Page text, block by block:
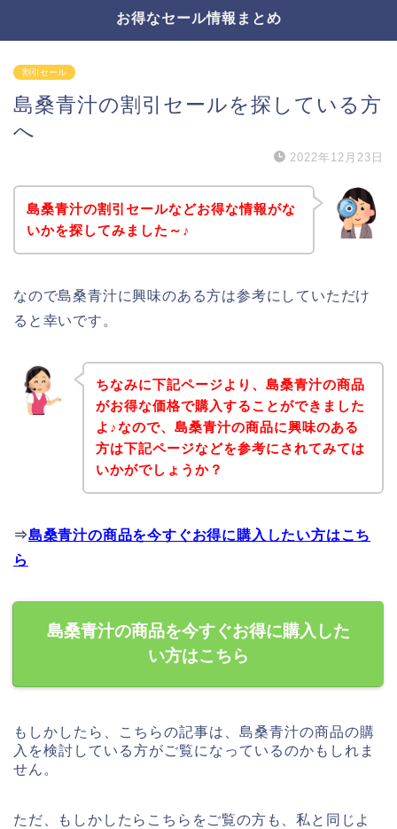
お得なセール情報まとめ
割引セール
島桑青汁の割引セールを探している方
へ
2022年12月23日
島桑青汁の割引セールなどお得な情報がな
いかを探してみました～♪
なので島桑青汁に興味のある方は参考にしていただけ
ると幸いです。
ちなみに下記ページより、島桑青汁の商品
がお得な価格で購入することができました
よ♪なので、島桑青汁の商品に興味のある
方は下記ページなどを参考にされてみては
いかがでしょうか？
⇒島桑青汁の商品を今すぐお得に購入したい方はこち
ら
島桑青汁の商品を今すぐお得に購入した
い方はこちら
もしかしたら、こちらの記事は、島桑青汁の商品の購
入を検討している方がご覧になっているのかもしれま
せん。
ただ、もしかしたらこちらをご覧の方も、私と同じよ